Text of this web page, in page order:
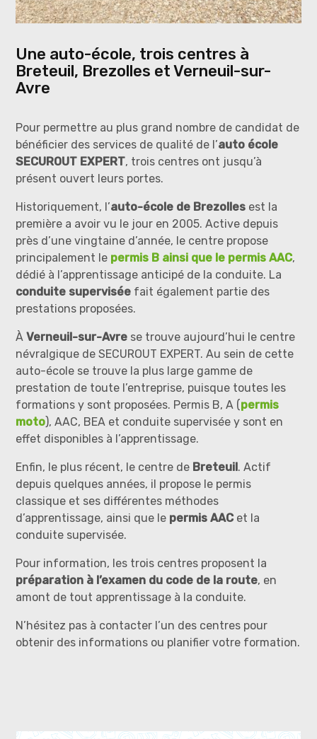
Une auto-école, trois centres à
Breteuil, Brezolles et Verneuil-sur-
Avre
Pour permettre au plus grand nombre de candidat de
bénéficier des services de qualité de l’auto école
SECUROUT EXPERT, trois centres ont jusqu’à
présent ouvert leurs portes.
Historiquement, l’auto-école de Brezolles est la
première a avoir vu le jour en 2005. Active depuis
près d’une vingtaine d’année, le centre propose
principalement le permis B ainsi que le permis AAC,
dédié à l’apprentissage anticipé de la conduite. La
conduite supervisée fait également partie des
prestations proposées.
ÀVerneuil-sur-Avre se trouve aujourd’hui le centre
névralgique de SECUROUT EXPERT. Au sein de cette
auto-école se trouve la plus large gamme de
prestation de toute l’entreprise, puisque toutes les
formations y sont proposées. Permis B, A (permis
moto), AAC, BEA et conduite supervisée y sont en
effet disponibles à l’apprentissage.
Enfin, le plus récent, le centre de Breteuil. Actif
depuis quelques années, il propose le permis
classique et ses différentes méthodes
d’apprentissage, ainsi que le permis AAC et la
conduite supervisée.
Pour information, les trois centres proposent la
préparation à l’examen du code de la route, en
amont de tout apprentissage à la conduite.
N’hésitez pas à contacter l’un des centres pour
obtenir des informations ou planifier votre formation.